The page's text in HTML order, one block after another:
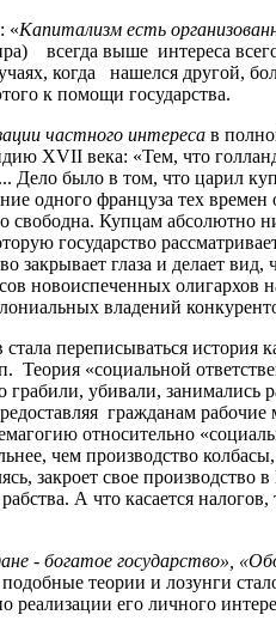
«Капитализм есть
всегда выше интереса
когда нашелся другой,
к помощи государства.
частного интереса в
XVII века: «Тем, что
Дело было в том, что царил
одного француза тех
свободна. Купцам
государство
закрывает глаза и делает вид,
новоиспеченных олигархов
владений
переписываться история
Теория «социальной
грабили, убивали,
гражданам рабочие
относительно
чем производство
закроет свое производство
А что касается
- богатое государство»,
теории и лозунги
реализации его личного